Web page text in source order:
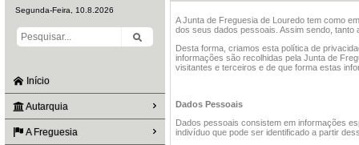
Segunda-Feira, 10.8.2026
Início
Autarquia
A Freguesia
A Junta de Freguesia de Louredo tem como
dos seus dados pessoais. Assim sendo,
Desta forma, criamos esta política de
informações são recolhidas pela Junta de
visitantes e terceiros e de que forma estas
Dados Pessoais
Dados pessoais consistem em informações
indivíduo que pode ser identificado a partir